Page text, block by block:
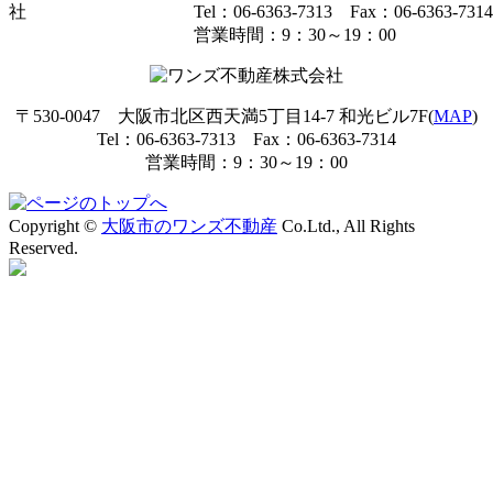
Tel：06-6363-7313 Fax：06-6363-7314
営業時間：9：30～19：00
〒530-0047 大阪市北区西天満5丁目14-7 和光ビル7F(MAP)
Tel：06-6363-7313 Fax：06-6363-7314
営業時間：9：30～19：00
Copyright © 大阪市のワンズ不動産 Co.Ltd., All Rights
Reserved.